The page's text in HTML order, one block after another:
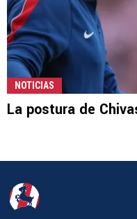
NOTICIAS
La postura de